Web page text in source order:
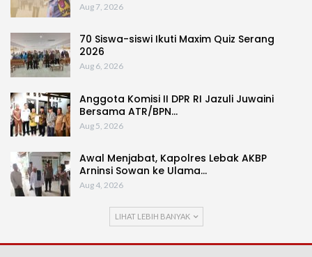
Aug 7, 2026
70 Siswa-siswi Ikuti Maxim Quiz Serang
2026
Aug 6, 2026
Anggota Komisi II DPR RI Jazuli Juwaini
Bersama ATR/BPN…
Aug 5, 2026
Awal Menjabat, Kapolres Lebak AKBP
Arninsi Sowan ke Ulama…
Aug 4, 2026
LIHAT LEBIH BANYAK